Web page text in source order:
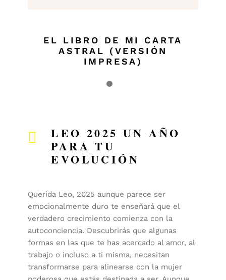
EL LIBRO DE MI CARTA
ASTRAL (VERSIÓN
IMPRESA)
LEO 2025 UN AÑO
PARA TU
EVOLUCIÓN
Querida Leo, 2025 aunque parece ser
emocionalmente duro te enseñará que el
verdadero crecimiento comienza con la
autoconciencia. Descubrirás que algunas
formas en las que te has acercado al amor, al
trabajo o incluso a ti misma, necesitan
transformarse para alinearse con la mujer